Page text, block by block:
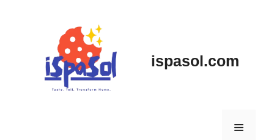
ispasol.com
Menu